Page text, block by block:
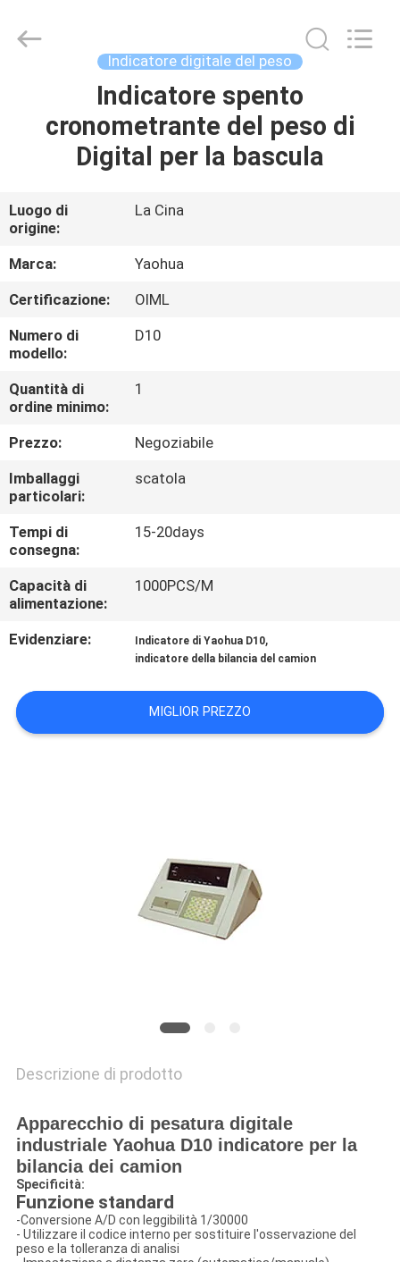
PRODOTTI
VIDEO
SU
DI
NOI
VISITA
DELLA
FABBRICA
CONTROLLO
DELLA
QUALITÀ
CHIEDI UN
Co.,Limited.
Indicatore digitale del peso
Indicatore spento
cronometrante del peso di
Digital per la bascula
Luogo di
origine:
La Cina
Marca:
Yaohua
Certificazione:
OIML
Numero di
modello:
D10
Quantità di
ordine minimo:
1
Prezzo:
Negoziabile
Imballaggi
particolari:
scatola
Tempi di
consegna:
15-20days
Capacità di
alimentazione:
1000PCS/M
Evidenziare: Indicatore di Yaohua D10,
indicatore della bilancia del camion
MIGLIOR PREZZO
Descrizione di prodotto
Apparecchio di pesatura digitale
industriale Yaohua D10 indicatore per la
bilancia dei camion
Specificità:
Funzione standard
-Conversione A/D con leggibilità 1/30000
- Utilizzare il codice interno per sostituire l'osservazione del
peso e la tolleranza di analisi